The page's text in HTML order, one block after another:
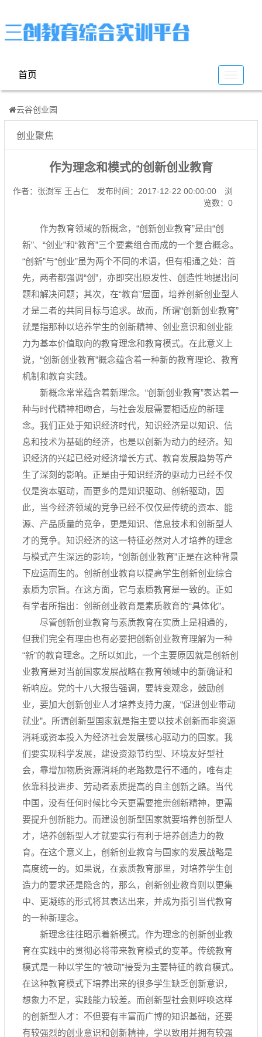
谷
首页
云谷创业园
创业聚焦
作为理念和模式的创新创业教育
作者：张澍军 王占仁 发布时间：2017-12-22 00:00:00
浏
览数：0
作为教育领域的新概念，“创新创业教育”是由“创
新”、“创业”和“教育”三个要素组合而成的一个复合概念。
“创新”与“创业”虽为两个不同的术语，但有相通之处：首
先，两者都强调“创”，亦即突出原发性、创造性地提出问
题和解决问题；其次，在“教育”层面，培养创新创业型人
才是二者的共同目标与追求。故而，所谓“创新创业教育”
就是指那种以培养学生的创新精神、创业意识和创业能
力为基本价值取向的教育理念和教育模式。在此意义上
说，“创新创业教育”概念蕴含着一种新的教育理论、教育
机制和教育实践。
新概念常常蕴含着新理念。“创新创业教育”表达着一
种与时代精神相吻合，与社会发展需要相适应的新理
念。我们正处于知识经济时代，知识经济是以知识、信
息和技术为基础的经济，也是以创新为动力的经济。知
识经济的兴起已经对经济增长方式、教育发展趋势等产
生了深刻的影响。正是由于知识经济的驱动力已经不仅
仅是资本驱动，而更多的是知识驱动、创新驱动，因
此，当今经济领域的竞争已经不仅仅是传统的资本、能
源、产品质量的竞争，更是知识、信息技术和创新型人
才的竞争。知识经济的这一特征必然对人才培养的理念
与模式产生深远的影响，“创新创业教育”正是在这种背景
下应运而生的。创新创业教育以提高学生创新创业综合
素质为宗旨。在这方面，它与素质教育是一致的。正如
有学者所指出：创新创业教育是素质教育的“具体化”。
尽管创新创业教育与素质教育在实质上是相通的，
但我们完全有理由也有必要把创新创业教育理解为一种
“新”的教育理念。之所以如此，一个主要原因就是创新创
业教育是对当前国家发展战略在教育领域中的新确证和
新响应。党的十八大报告强调，要转变观念，鼓励创
业，要加大创新创业人才培养支持力度，“促进创业带动
就业”。所谓创新型国家就是指主要以技术创新而非资源
消耗或资本投入为经济社会发展核心驱动力的国家。我
们要实现科学发展，建设资源节约型、环境友好型社
会，靠增加物质资源消耗的老路数是行不通的，唯有走
依靠科技进步、劳动者素质提高的自主创新之路。当代
中国，没有任何时候比今天更需要推崇创新精神，更需
要提升创新能力。而建设创新型国家就要培养创新型人
才，培养创新型人才就要实行有利于培养创造力的教
育。在这个意义上，创新创业教育与国家的发展战略是
高度统一的。如果说，在素质教育那里，对培养学生创
造力的要求还是隐含的，那么，创新创业教育则以更集
中、更凝练的形式将其表达出来，并成为指引当代教育
的一种新理念。
新理念往往昭示着新模式。作为理念的创新创业教
育在实践中的贯彻必将带来教育模式的变革。传统教育
模式是一种以学生的“被动”接受为主要特征的教育模式。
在这种教育模式下培养出来的很多学生缺乏创新意识，
想象力不足，实践能力较差。而创新型社会则呼唤这样
的创新型人才：不但要有丰富而广博的知识基础，还要
有较强烈的创业意识和创新精神，学以致用并拥有较强